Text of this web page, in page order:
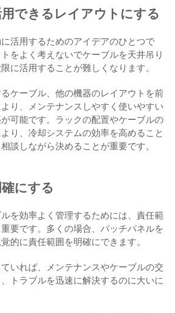
できるレイアウトにする
活用するためのアイデアのひとつで
をよく考えないでケーブルを天井吊り
に活用することが難しくなります。
ケーブル、他の機器のレイアウトを前
り、メンテナンスしやすく使いやすい
可能です。ラックの配置やケーブルの
り、冷却システムの効率を高めること
談しながら決めることが重要です。
にする
を効率よく管理するためには、責任範
要です。多くの場合、パッチパネルを
的に責任範囲を明確にできます。
いれば、メンテナンスやケーブルの交
トラブルを迅速に解決するのに大いに